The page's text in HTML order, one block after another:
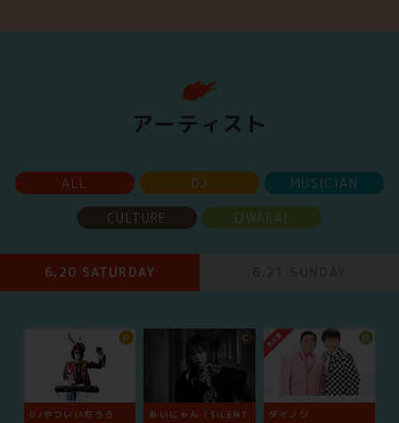
アーティスト
ALL DJ MUSICIAN
CULTURE OWARAI
6.20 SATURDAY
DJやついいちろう
D
あいにゃん（SILENT
C
ダイノジ
O